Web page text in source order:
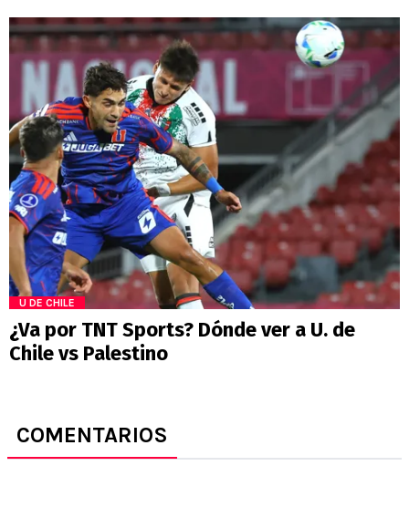
U DE CHILE
¿Va por TNT Sports? Dónde ver a U. de
Chile vs Palestino
COMENTARIOS